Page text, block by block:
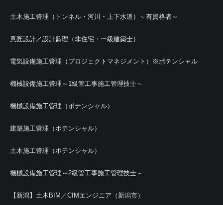
土木施工管理（トンネル・河川・上下水道）～有資格者～
意匠設計／設計監理（非住宅・一級建築士）
電気設備施工管理（プロジェクトマネジメント）※ポテンシャル
機械設備施工管理～1級管工事施工管理技士～
機械設備施工管理（ポテンシャル）
建築施工管理（ポテンシャル）
土木施工管理（ポテンシャル）
機械設備施工管理～2級管工事施工管理技士～
【新潟】土木BIM／CIMエンジニア（新潟市）